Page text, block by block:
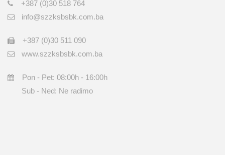
+387 (0)30 518 764
info@szzksbsbk.com.ba
+387 (0)30 511 090
www.szzksbsbk.com.ba
Pon - Pet: 08:00h - 16:00h
Sub - Ned: Ne radimo